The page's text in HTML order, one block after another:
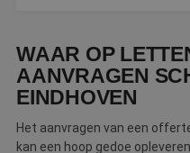
bemiddelaar voor u aan de
WAAR OP
AANVRAGEN
EINDHOVEN
Het aanvragen van een
kan een hoop gedoe